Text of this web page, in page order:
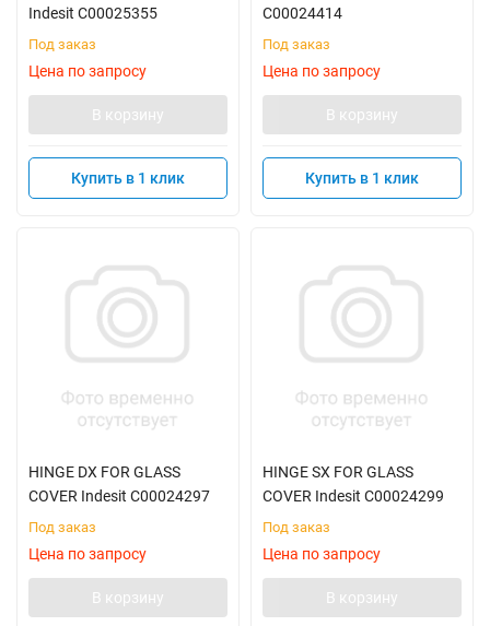
Indesit C00025355
Под заказ
Цена по запросу
В корзину
Купить в 1 клик
C00024414
Под заказ
Цена по запросу
В корзину
Купить в 1 клик
HINGE DX FOR GLASS
COVER Indesit C00024297
Под заказ
Цена по запросу
В корзину
HINGE SX FOR GLASS
COVER Indesit C00024299
Под заказ
Цена по запросу
В корзину